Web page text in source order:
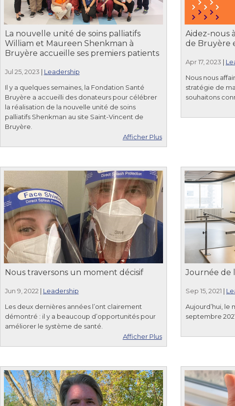
La nouvelle unité de soins palliatifs
William et Maureen Shenkman à
Bruyère accueille ses premiers patients
Jul 25, 2023 | Leadership
Il y a quelques semaines, la Fondation Santé
Bruyère a accueilli des donateurs pour célébrer
la réalisation de la nouvelle unité de soins
palliatifs Shenkman au site Saint-Vincent de
Bruyère.
Afficher Plus
Aidez-nous
de Bruyère
Apr 17, 2023 |
Nous nous
stratégie de
souhaitons
Nous traversons un moment décisif
Jun 9, 2022| Leadership
Les deux dernières années l’ont clairement
démontré : il y a beaucoup d’opportunités pour
améliorer le système de santé.
Afficher Plus
Journée de
Sep 15, 2021 |
Aujourd’hui, le
septembre